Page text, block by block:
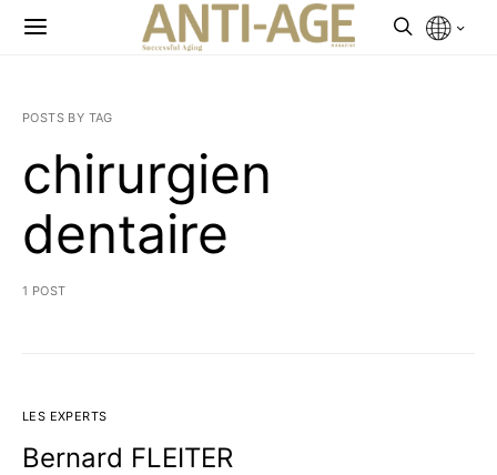
POSTS BY TAG
chirurgien
dentaire
1 POST
LES EXPERTS
Bernard FLEITER